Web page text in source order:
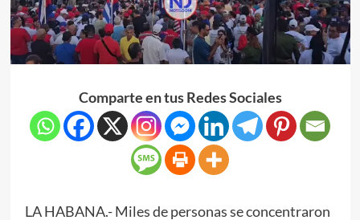
Comparte en tus Redes Sociales
LA HABANA.- Miles de personas se concentraron